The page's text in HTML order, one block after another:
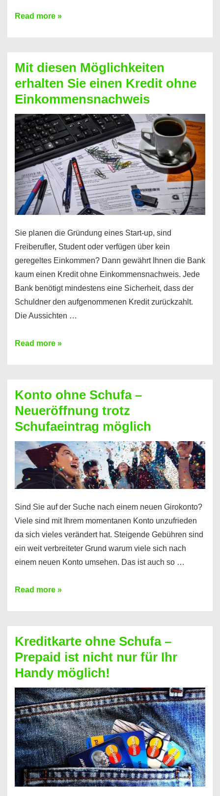
Ferratum
für
schnelle
Durchstarter
Read more »
Mit diesen Möglichkeiten
erhalten Sie einen Kredit ohne
Einkommensnachweis
Sie planen die Gründung eines Start-up, sind
Freiberufler, Student oder verfügen über kein
geregeltes Einkommen? Dann gewährt Ihnen die Bank
kaum einen Kredit ohne Einkommensnachweis. Jede
Bank benötigt mindestens eine Sicherheit, dass der
Schuldner den aufgenommenen Kredit zurückzahlt.
Die Aussichten …
Mit
Sie
einen
Kredit
ohne
Einkommensnachweis
Read more »
Konto ohne Schufa –
Neueröffnung trotz
Schufaeintrag möglich
Sind Sie auf der Suche nach einem neuen Girokonto?
Viele sind mit Ihrem momentanen Konto unzufrieden
da sich vieles verändert hat. Steigende Gebühren sind
ein weit verbreiteter Grund warum viele sich nach
einem neuen Konto umsehen. Das ist auch so …
Konto
Neueröffnung
trotz
Schufaeintrag
möglich
Read more »
Kreditkarte ohne Schufa –
Prepaid ist nicht nur für Ihr
Handy möglich!